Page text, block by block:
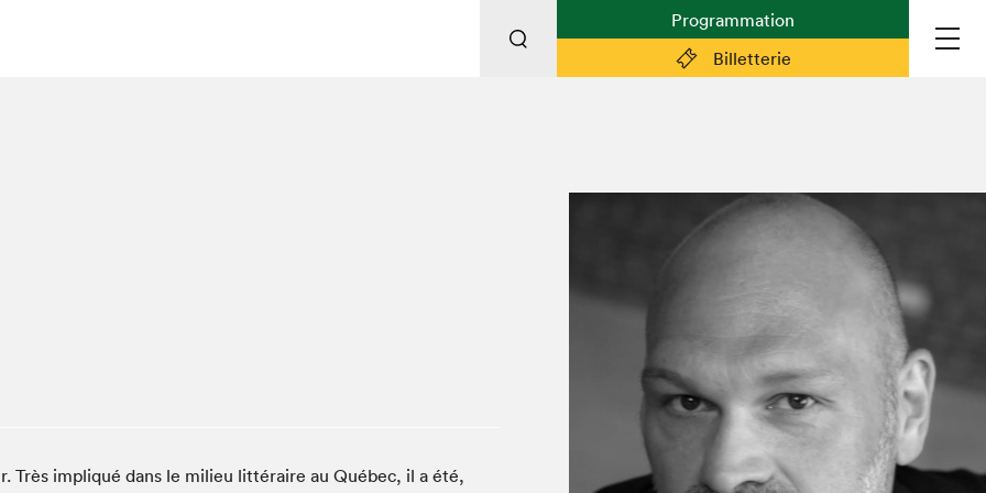
Billetterie
Programmation
Préparer sa visite
Espace enseignant·e·s
Espace participant⋅e⋅s
Espace Salon dans la ville
Espace bénévoles
Devenir bénévole
Très impliqué dans le milieu lit­téraire au Québec, il a été,